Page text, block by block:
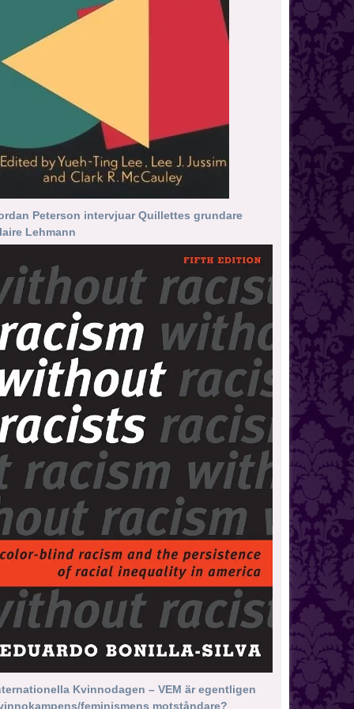
Peterson intervjuar Quillettes grundare
Lehmann
Kvinnodagen – VEM är egentligen
feminismens motståndare?